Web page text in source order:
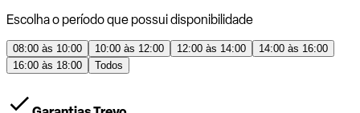
Escolha o período que possui disponibilidade
08:00 às 10:00 10:00 às 12:00 12:00 às 14:00
14:00 às 16:00
16:00 às 18:00
Todos